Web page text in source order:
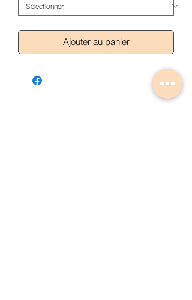
Ajouter au panier